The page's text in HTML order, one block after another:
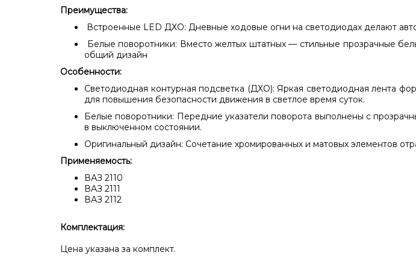
Преимущества:
Встроенные LED ДХО: Дневные ходовые огни на светодиодах делают
Белые поворотники: Вместо желтых штатных — стильные прозрачные
общий дизайн
Особенности:
Светодиодная контурная подсветка (ДХО): Яркая светодиодная лента
для повышения безопасности движения в светлое время суток.
Белые поворотники: Передние указатели поворота выполнены с
в выключенном состоянии.
Оригинальный дизайн: Сочетание хромированных и матовых элементов
Применяемость:
ВАЗ 2110
ВАЗ 2111
ВАЗ 2112
Комплектация:
Цена указана за комплект.